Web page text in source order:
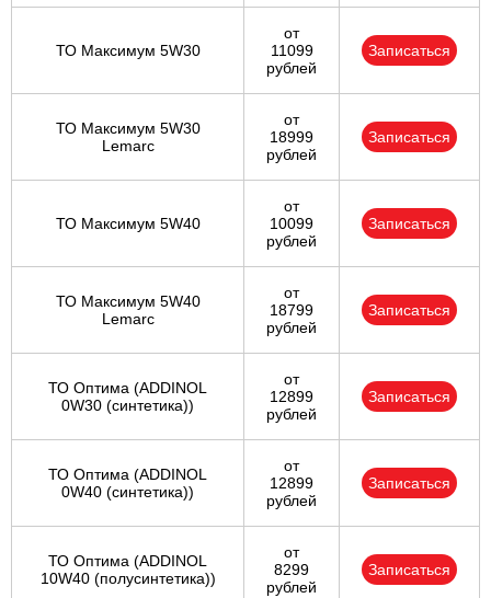
ТО Максимум 5W30
от
11099
рублей
Записаться
ТО Максимум 5W30
Lemarc
от
18999
рублей
Записаться
ТО Максимум 5W40
от
10099
рублей
Записаться
ТО Максимум 5W40
Lemarc
от
18799
рублей
Записаться
ТО Оптима (ADDINOL
0W30 (синтетика))
от
12899
рублей
Записаться
ТО Оптима (ADDINOL
0W40 (синтетика))
от
12899
рублей
Записаться
ТО Оптима (ADDINOL
10W40 (полусинтетика))
от
8299
рублей
Записаться